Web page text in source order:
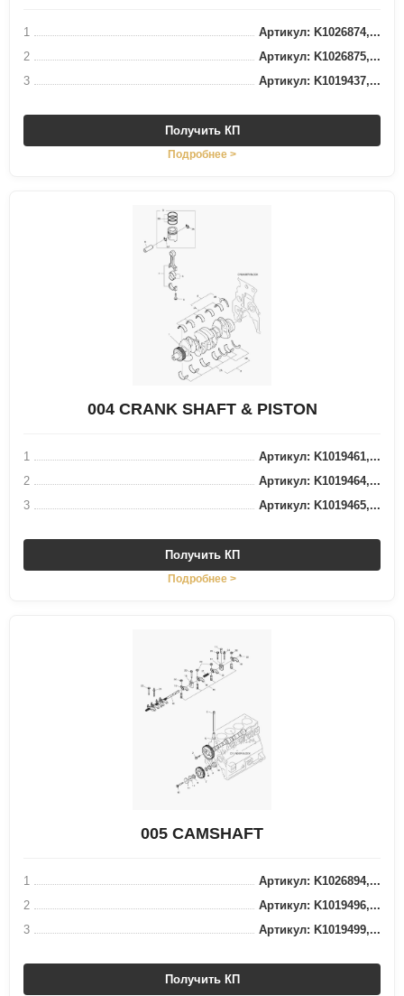
1
Артикул: K1026874,...
2
Артикул: K1026875,...
3
Артикул: K1019437,...
Получить КП
Подробнее >
004 CRANK SHAFT & PISTON
1
Артикул: K1019461,...
2
Артикул: K1019464,...
3
Артикул: K1019465,...
Получить КП
Подробнее >
005 CAMSHAFT
1
Артикул: K1026894,...
2
Артикул: K1019496,...
3
Артикул: K1019499,...
Получить КП